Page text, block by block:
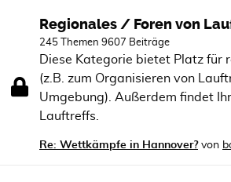
Regionales / Foren von
245 Themen 9607 Beiträge
Diese Kategorie bietet Platz für
(z.B. zum Organisieren von
Umgebung). Außerdem findet
Lauftreffs.
Re: Wettkämpfe in Hannover?von